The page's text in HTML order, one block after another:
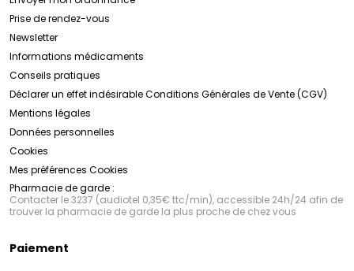
confiance pour des millions de personnes à travers le
monde, offrant des soins de qualité et des résultats
visibles pour une peau plus saine et plus belle.
Prise de rendez-vous
Newsletter
Informations médicaments
Conseils pratiques
Déclarer un effet indésirableConditions Générales de Vente (CGV)
Mentions légales
Données personnelles
Cookies
Mes préférences Cookies
Pharmacie de garde :
Contacter le 3237 (audiotel 0,35€ ttc/min), accessible 24h/24 afin de
trouver la pharmacie de garde la plus proche de chez vous
Paiement